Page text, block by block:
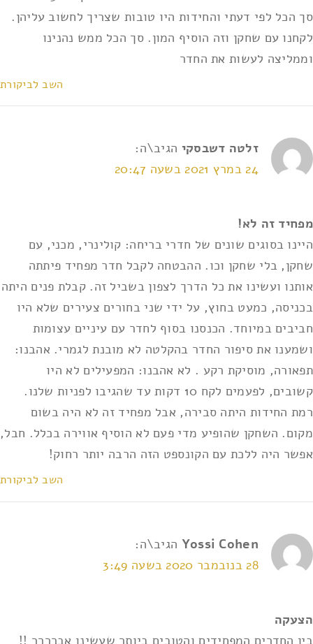
סך הכל לפי דעתי והחידות היו טובות שצריך לחשוב עליהן.
לקחנו עם שחקן וזה הוסיף המון. סך הכל ממש נהנינו
וממליצה לעשות את החדר
השב לביקורת
זלטה דשבסקי הגיב\ה:
24 במרץ 2021 בשעה 20:47
מפחיד זה לא!
היינו בסוגים שונים של חדרי בריחה: קולינרי, מכני, עם
שחקן, בלי שחקן וכו. ההבטחה לקבל חדר מפחיד פיתתה
אותנו ועשינו את כל הדרך לצפון בשביל זה. קבלת פנים היתה
בכניסה, כמעט בחוץ, על ידי שני בחורים צעירים שלא היו
חביבים במיוחד. הכנסנו בסוף לחדר עם עיניים עצומות
ושמענו את סיפור החדר בהקלטה לא מובנת לגמרי. אהבנו:
תפאורה, מוסיקת רקע . לא אהבנו: המפעילים לא היו
קשובים, לפעמים לקח 10 דקות עד שהגיבו לפניות שלנו.
רמת החידות היתה סבירה, אבל מפחיד זה לא היה בשום
מקום. השחקן שהופיע מדי פעם לא הוסיף אווירה בכלל. חבל,
אפשר היה ללכת עם הקונספט הזה הרבה יותר רחוק!
השב לביקורת
Yossi Cohen הגיב\ה:
28 בנובמבר 2020 בשעה 3:49
הצעקה
בין החדרים המפחידים והטובים ביותר שעשינו אברררר !!